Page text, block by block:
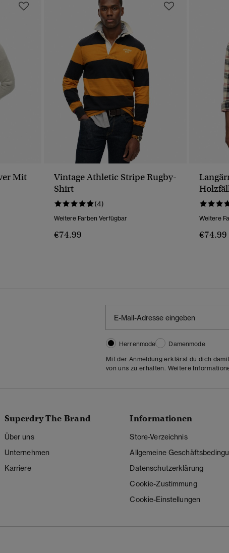
Mit
Vintage Athletic Stripe Rugby-
Shirt
(4)
Weitere Farben Verfügbar
€74.99
Weitere
€74.99
Herrenmode
Damenmode
Mit der Anmeldung erklärst du dich
von uns zu erhalten. Weitere
Superdry The Brand
Über uns
Unternehmen
Karriere
Informationen
Store-Verzeichnis
Allgemeine
Datenschutzerklärung
Cookie-Zustimmung
Cookie-Einstellungen